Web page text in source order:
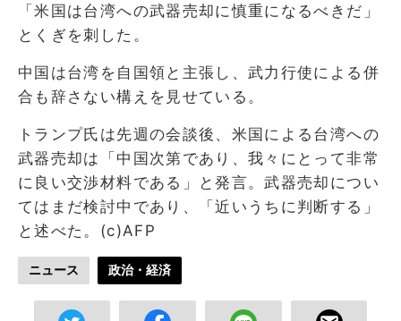
「米国は台湾への武器売却に慎重になるべきだ」
とくぎを刺した。
中国は台湾を自国領と主張し、武力行使による併
合も辞さない構えを見せている。
トランプ氏は先週の会談後、米国による台湾への
武器売却は「中国次第であり、我々にとって非常
に良い交渉材料である」と発言。武器売却につい
てはまだ検討中であり、「近いうちに判断する」
と述べた。(c)AFP
ニュース 政治・経済